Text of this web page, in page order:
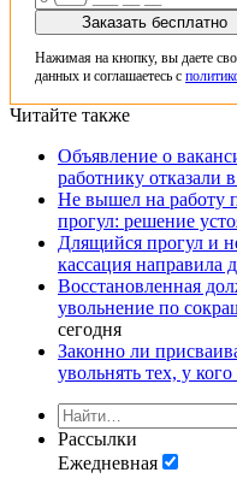
Заказать бесплатно
Нажимая на кнопку, вы даете
данных и соглашаетесь с
Читайте также
Объявление о
работнику отказали
Не вышел на работу
прогул: решение
Длящийся прогул и
кассация направила
Восстановленная
увольнение по
сегодня
Законно ли
увольнять тех, у
Рассылки
Ежедневная